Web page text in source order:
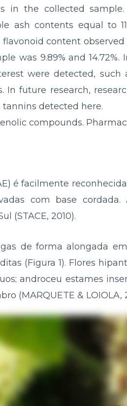
in the collected
ash contents equal to
content observed
was 9.89% and 14.72%.
were detected, such
In future research,
tannins detected here.
compounds.
é facilmente
com base
(STACE, 2010).
de forma alongada
(Figura 1). Flores
androceu estames
(MARQUETE & LOIOLA,